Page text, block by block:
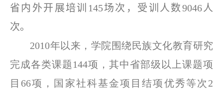
省内外开展培训145场次，受训人数9046人
次。
2010年以来，学院围绕民族文化教育研究
完成各类课题144项，其中省部级以上课题项
目66项，国家社科基金项目结项优秀等次2